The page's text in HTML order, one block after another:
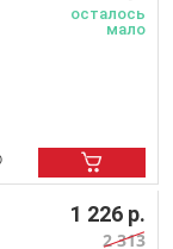
осталось
мало
1 226 р.
2 313